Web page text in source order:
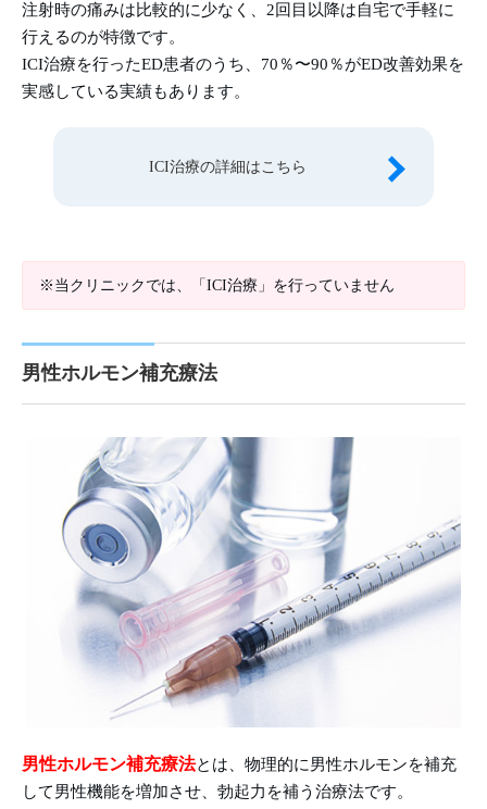
注射時の痛みは比較的に少なく、2回目以降は自宅で手軽に
行えるのが特徴です。
ICI治療を行ったED患者のうち、70％〜90％がED改善効果を
実感している実績もあります。
ICI治療の詳細はこちら
※当クリニックでは、「ICI治療」を行っていません
男性ホルモン補充療法
男性ホルモン補充療法とは、物理的に男性ホルモンを補充
して男性機能を増加させ、勃起力を補う治療法です。